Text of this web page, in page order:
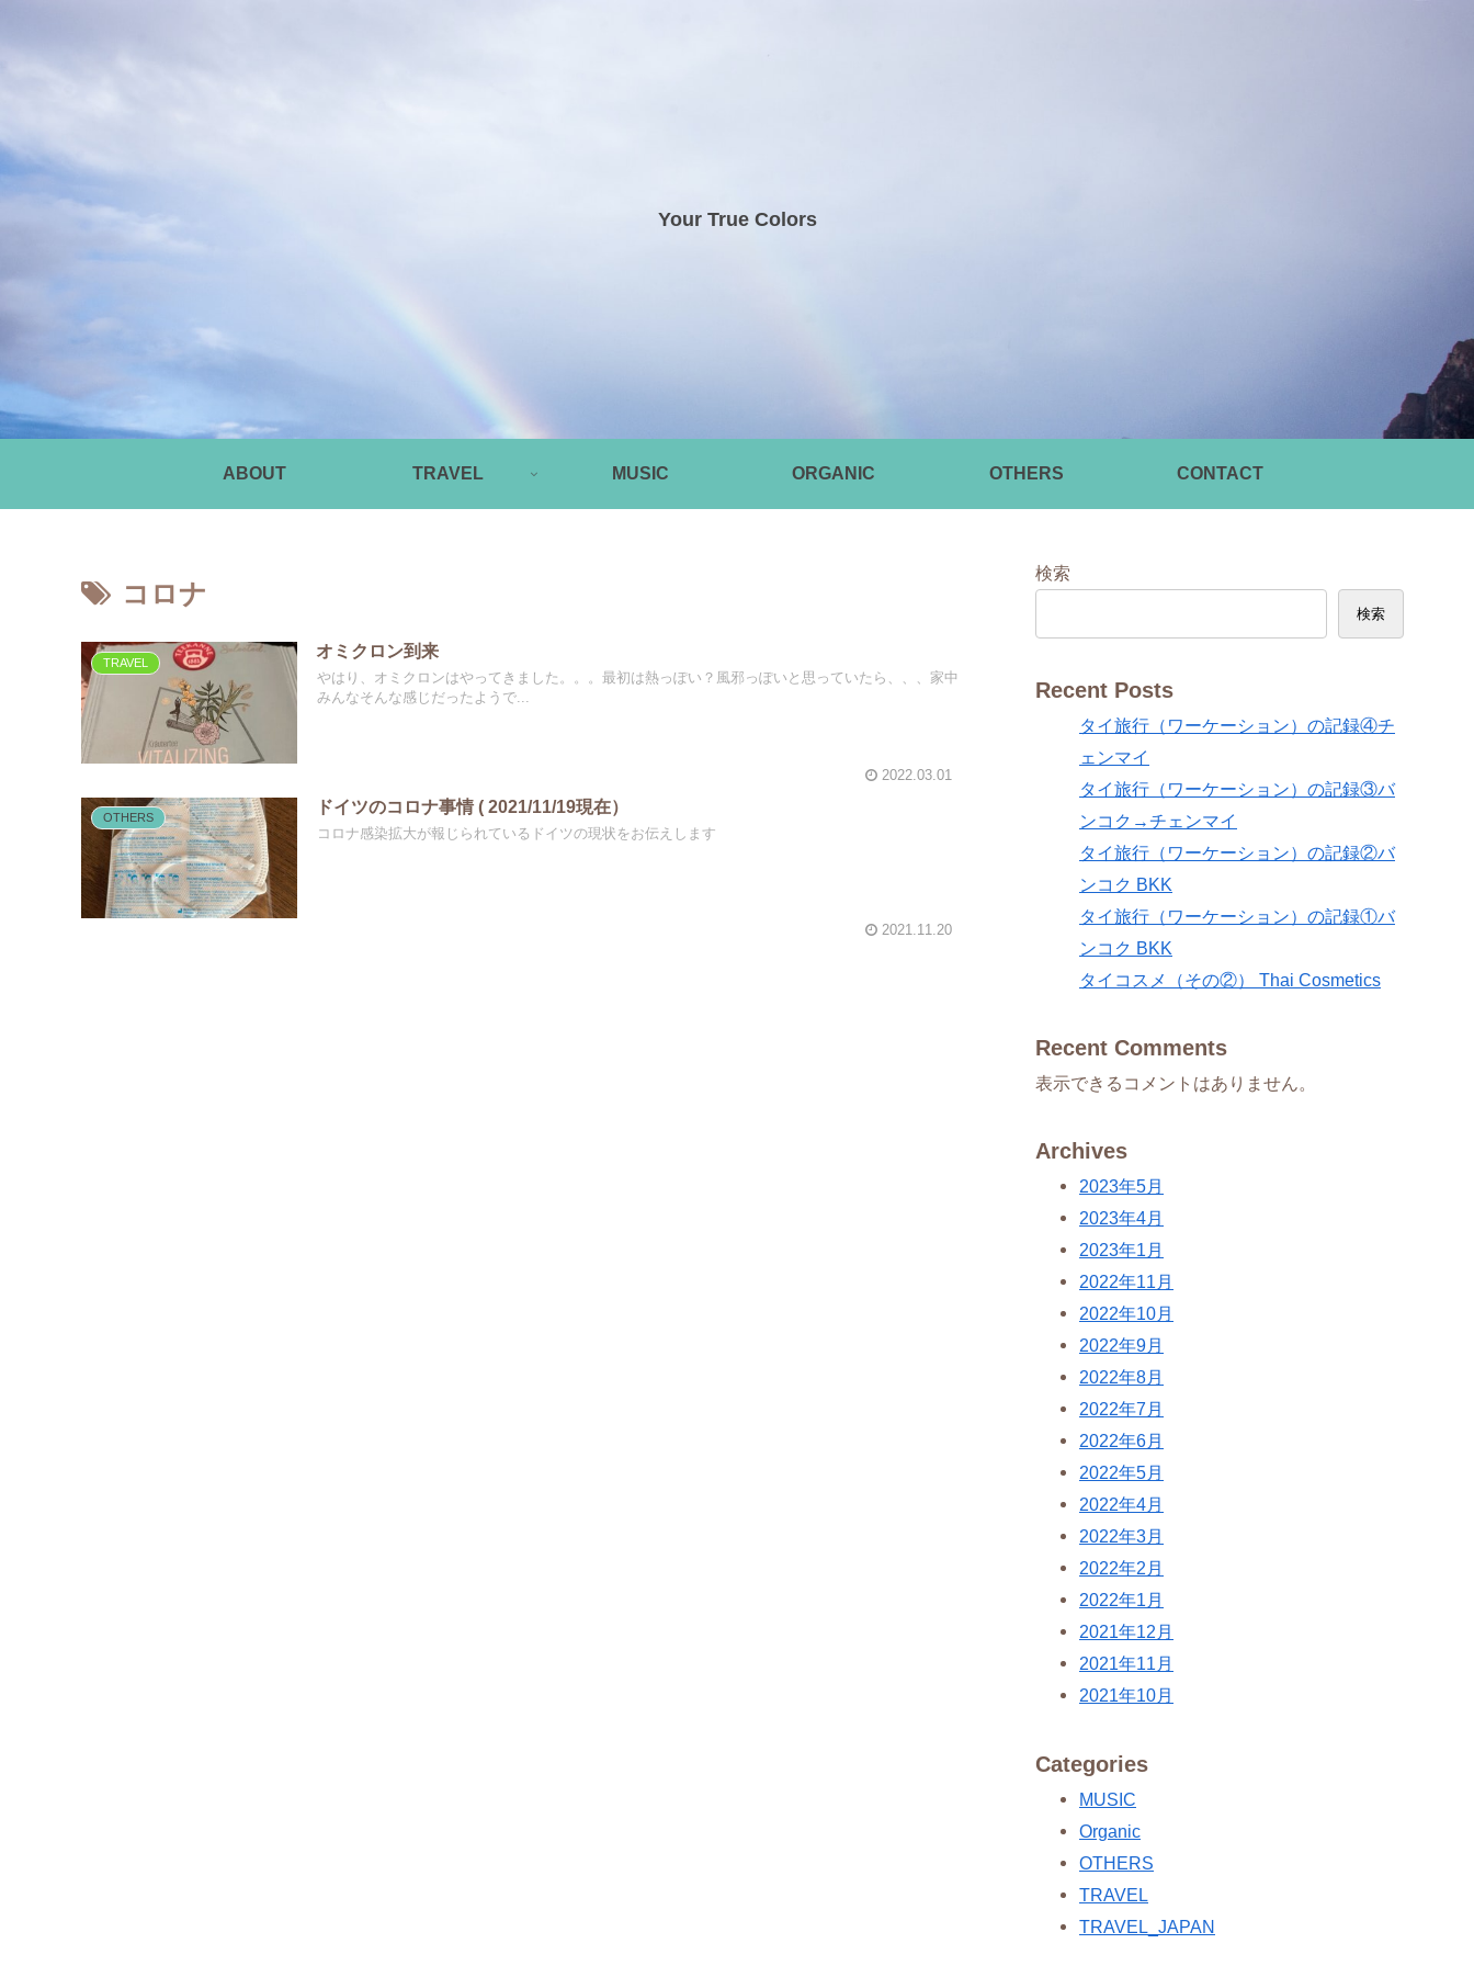
Your True Colors
ABOUT TRAVEL MUSIC ORGANIC OTHERS CONTACT
コロナ
TRAVEL
オミクロン到来
やはり、オミクロンはやってきました。。。最初は熱っぽい？風邪っぽいと思っていたら、、、家中
みんなそんな感じだったようで...
2022.03.01
OTHERS
ドイツのコロナ事情 ( 2021/11/19現在）
コロナ感染拡大が報じられているドイツの現状をお伝えします
2021.11.20
検索
検索
Recent Posts
タイ旅行（ワーケーション）の記録④チ
ェンマイ
タイ旅行（ワーケーション）の記録③バ
ンコク→チェンマイ
タイ旅行（ワーケーション）の記録②バ
ンコク BKK
タイ旅行（ワーケーション）の記録①バ
ンコク BKK
タイコスメ（その②） Thai Cosmetics
Recent Comments
表示できるコメントはありません。
Archives
2023年5月
2023年4月
2023年1月
2022年11月
2022年10月
2022年9月
2022年8月
2022年7月
2022年6月
2022年5月
2022年4月
2022年3月
2022年2月
2022年1月
2021年12月
2021年11月
2021年10月
Categories
MUSIC
Organic
OTHERS
TRAVEL
TRAVEL_JAPAN